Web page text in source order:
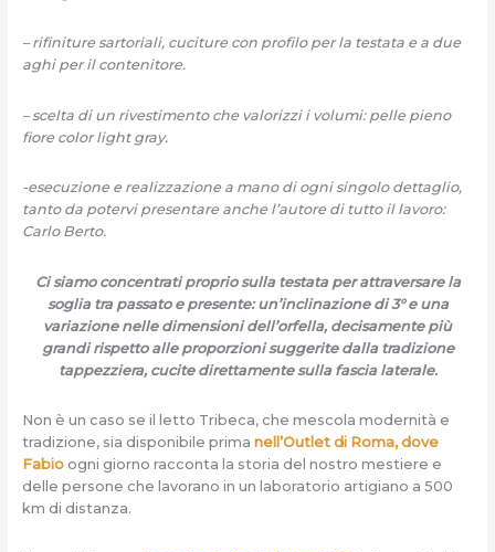
– rifiniture sartoriali, cuciture con profilo per la testata e a due
aghi per il contenitore.
– scelta di un rivestimento che valorizzi i volumi: pelle pieno
fiore color light gray.
-esecuzione e realizzazione a mano di ogni singolo dettaglio,
tanto da potervi presentare anche l’autore di tutto il lavoro:
Carlo Berto.
Ci siamo concentrati proprio sulla testata per attraversare la
soglia tra passato e presente: un’inclinazione di 3° e una
variazione nelle dimensioni dell’orfella, decisamente più
grandi rispetto alle proporzioni suggerite dalla tradizione
tappezziera, cucite direttamente sulla fascia laterale.
Non è un caso se il letto Tribeca, che mescola modernità e
tradizione, sia disponibile prima nell’Outlet di Roma, dove
Fabioogni giorno racconta la storia del nostro mestiere e
delle persone che lavorano in un laboratorio artigiano a 500
km di distanza.